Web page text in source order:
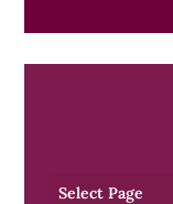
Select Page